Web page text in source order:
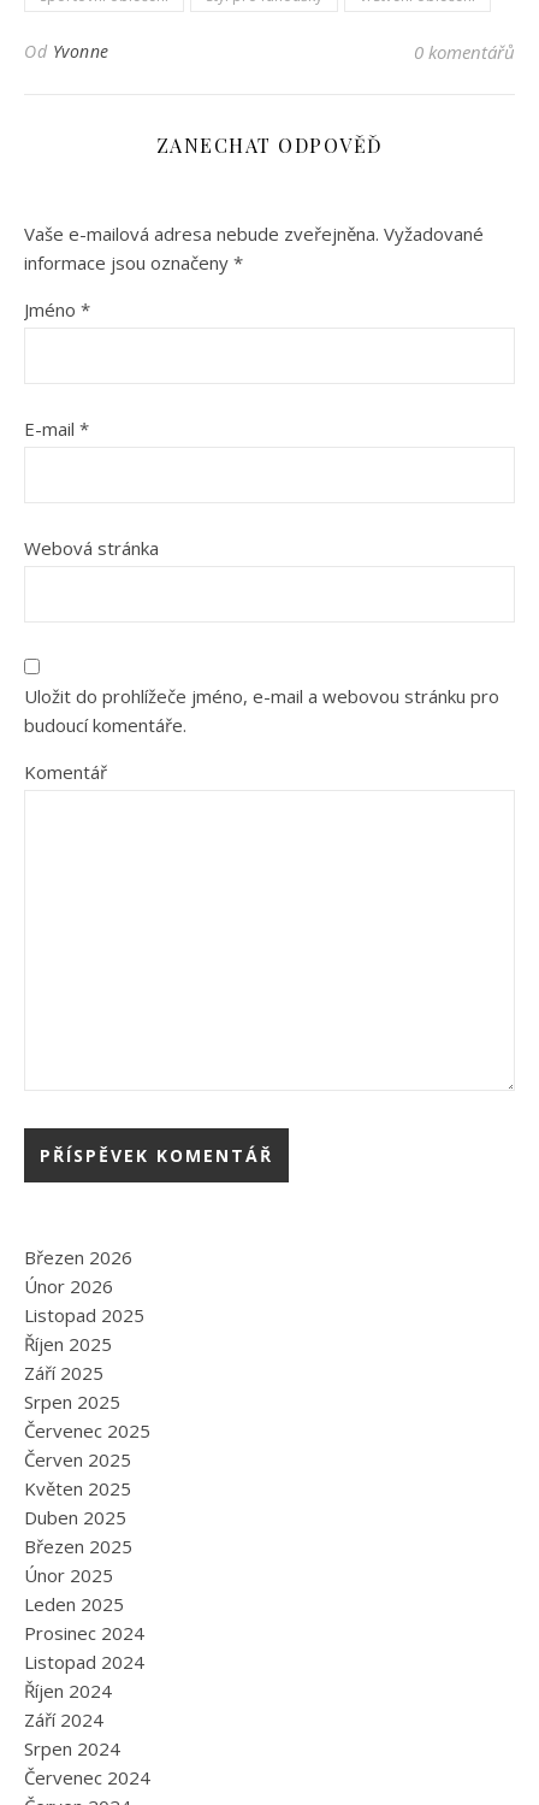
Od Yvonne 0 komentářů
ZANECHAT ODPOVĚĎ
Vaše e-mailová adresa nebude zveřejněna. Vyžadované
informace jsou označeny *
Jméno *
E-mail *
Webová stránka
Uložit do prohlížeče jméno, e-mail a webovou stránku pro
budoucí komentáře.
Komentář
Březen 2026
Únor 2026
Listopad 2025
Říjen 2025
Září 2025
Srpen 2025
Červenec 2025
Červen 2025
Květen 2025
Duben 2025
Březen 2025
Únor 2025
Leden 2025
Prosinec 2024
Listopad 2024
Říjen 2024
Září 2024
Srpen 2024
Červenec 2024